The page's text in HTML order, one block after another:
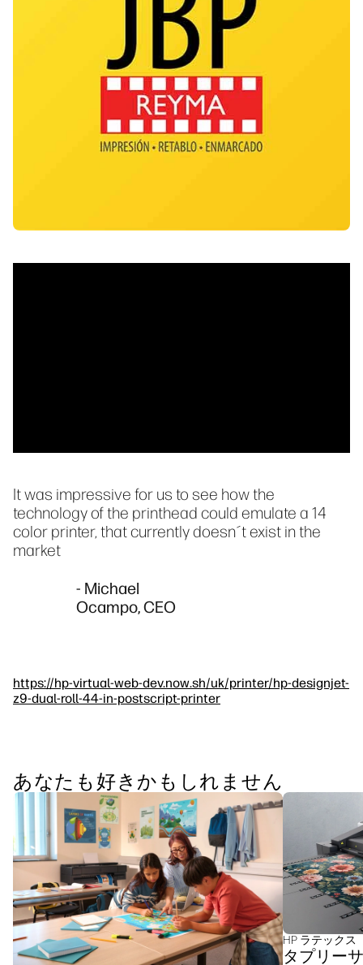
It was impressive for us to see how the
technology of the printhead could emulate a 14
color printer, that currently doesn´t exist in the
market
- Michael
Ocampo, CEO
https://hp-virtual-web-dev.now.sh/uk/printer/hp-designjet-
z9-dual-roll-44-in-postscript-printer
あなたも好きかもしれません
HP ラテックス
タプリー